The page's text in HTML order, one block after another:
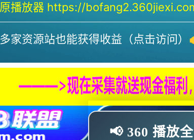
原播放器 https://
家资源站也能获得收益（点击访问）
📢 360 播放